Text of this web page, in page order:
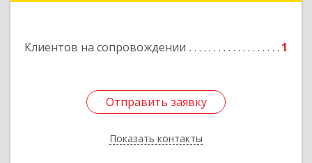
Клиентов на сопровождении 1
Отправить заявку
Показать контакты
Отправить заявку
Назад